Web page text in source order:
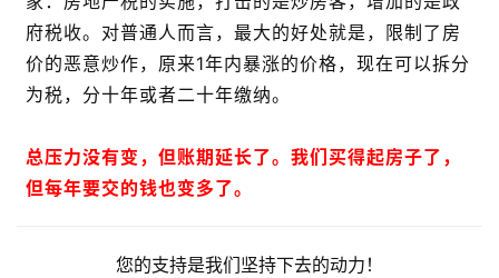
府税收。对普通人而言，最大的好处就是，限制了房
价的恶意炒作，原来1年内暴涨的价格，现在可以拆分
为税，分十年或者二十年缴纳。
总压力没有变，但账期延长了。我们买得起房子了，
但每年要交的钱也变多了。
您的支持是我们坚持下去的动力！